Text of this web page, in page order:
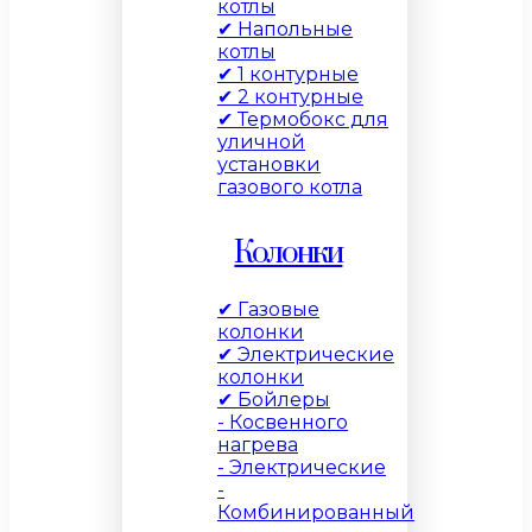
котлы
✔ Напольные
котлы
✔ 1 контурные
✔ 2 контурные
✔ Термобокс для
уличной
установки
газового котла
Колонки
✔ Газовые
колонки
✔ Электрические
колонки
✔ Бойлеры
- Косвенного
нагрева
- Электрические
-
Комбинированный